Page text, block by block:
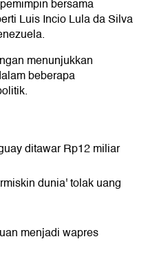
bersama
Luis Incio Lula da Silva
menunjukkan
beberapa
ditawar Rp12 miliar
dunia' tolak uang
menjadi wapres